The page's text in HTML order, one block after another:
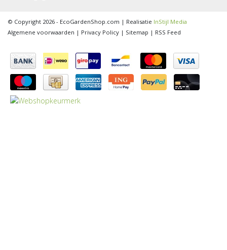
© Copyright 2026 - EcoGardenShop.com | Realisatie InStijl Media
Algemene voorwaarden | Privacy Policy | Sitemap | RSS Feed